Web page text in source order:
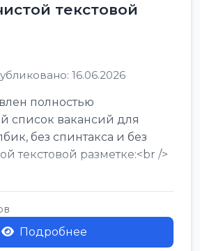
текстовой
16.06.2026
полностью
список вакансий для
без спинтакса и без
текстовой разметке:<br />
на мебельном
Подробнее